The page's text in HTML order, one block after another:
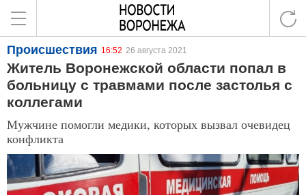
Происшествия 16:52 26 августа 2021
Житель Воронежской области попал в
больницу с травмами после застолья с
коллегами
Мужчине помогли медики, которых вызвал очевидец
конфликта